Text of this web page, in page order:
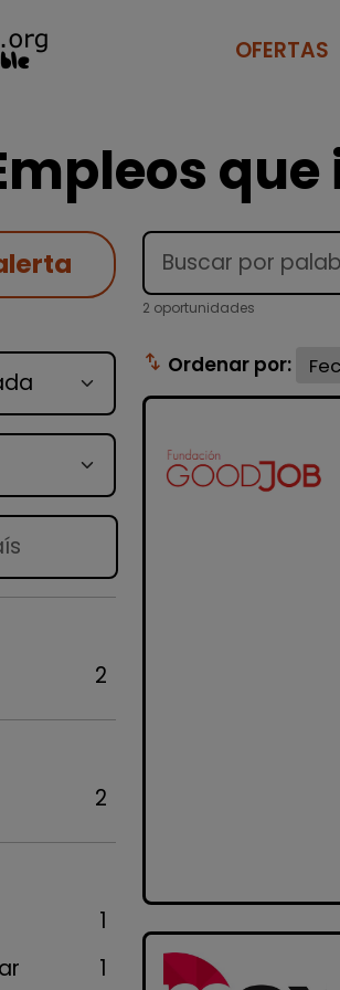
OFERTAS
2
2
1
1
2 oportunidades
swap_vert Ordenar por: